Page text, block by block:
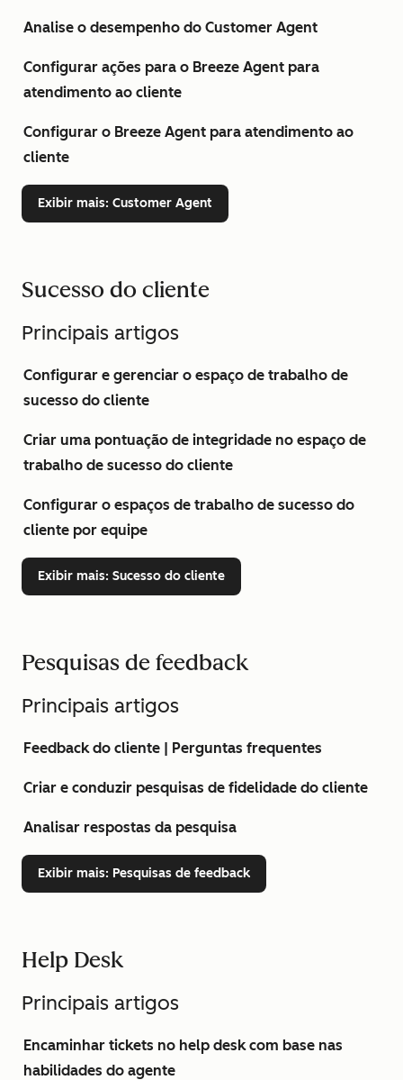
Analise o desempenho do Customer Agent
Configurar ações para o Breeze Agent para
atendimento ao cliente
Configurar o Breeze Agent para atendimento ao
cliente
Exibir mais: Customer Agent
Sucesso do cliente
Principais artigos
Configurar e gerenciar o espaço de trabalho de
sucesso do cliente
Criar uma pontuação de integridade no espaço de
trabalho de sucesso do cliente
Configurar o espaços de trabalho de sucesso do
cliente por equipe
Exibir mais: Sucesso do cliente
Pesquisas de feedback
Principais artigos
Feedback do cliente | Perguntas frequentes
Criar e conduzir pesquisas de fidelidade do cliente
Analisar respostas da pesquisa
Exibir mais: Pesquisas de feedback
Help Desk
Principais artigos
Encaminhar tickets no help desk com base nas
habilidades do agente